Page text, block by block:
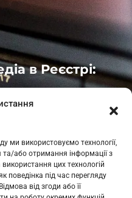
ми використовуємо технології,
або отримання інформації з
цих технологій
поведінка під час перегляду
від згоди або її
в Реєстрі: